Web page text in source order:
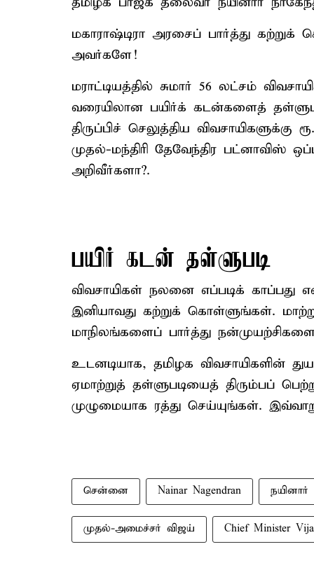
மகாராஷ்டிரா அரசைப் பார்த்து
அவர்களே!
மராட்டியத்தில் சுமார் 56 லட்சம்
வரையிலான பயிர்க் கடன்களைத்
திருப்பிச் செலுத்திய
முதல்-மந்திரி தேவேந்திர பட்னாவிஸ்
அறிவீர்களா?.
பயிர் கடன் தள்ளுபடி
விவசாயிகள் நலனை எப்படிக் காப்பது
இனியாவது கற்றுக் கொள்ளுங்கள்.
மாநிலங்களைப் பார்த்து
உடனடியாக, தமிழக விவசாயிகளின்
ஏமாற்றுத் தள்ளுபடியைத் திரும்பப்
முழுமையாக ரத்து செய்யுங்கள்.
சென்னை Nainar Nagendran நயினார்
முதல்-அமைச்சர் விஜய் Chief Minister